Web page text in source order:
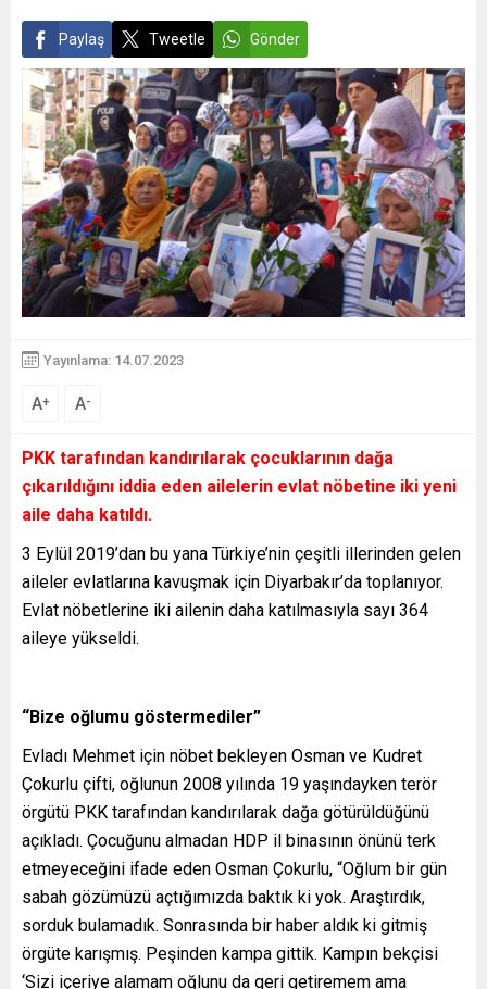
Paylaş Tweetle Gönder
Yayınlama: 14.07.2023
A+ A-
PKK tarafından kandırılarak çocuklarının dağa
çıkarıldığını iddia eden ailelerin evlat nöbetine iki yeni
aile daha katıldı.
3 Eylül 2019’dan bu yana Türkiye’nin çeşitli illerinden gelen
aileler evlatlarına kavuşmak için Diyarbakır’da toplanıyor.
Evlat nöbetlerine iki ailenin daha katılmasıyla sayı 364
aileye yükseldi.
“Bize oğlumu göstermediler”
Evladı Mehmet için nöbet bekleyen Osman ve Kudret
Çokurlu çifti, oğlunun 2008 yılında 19 yaşındayken terör
örgütü PKK tarafından kandırılarak dağa götürüldüğünü
açıkladı. Çocuğunu almadan HDP il binasının önünü terk
etmeyeceğini ifade eden Osman Çokurlu, “Oğlum bir gün
sabah gözümüzü açtığımızda baktık ki yok. Araştırdık,
sorduk bulamadık. Sonrasında bir haber aldık ki gitmiş
örgüte karışmış. Peşinden kampa gittik. Kampın bekçisi
‘Sizi içeriye alamam oğlunu da geri getiremem ama